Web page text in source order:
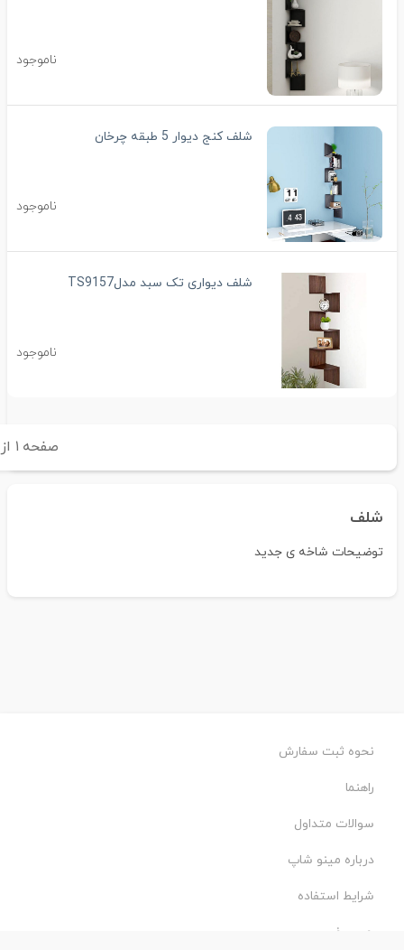
ناموجود
شلف کنج دیوار 5 طبقه چرخان
ناموجود
شلف دیواری تک سبد مدلTS9157
ناموجود
صفحه ۱ از
شلف
توضیحات شاخه ی جدید
نحوه ثبت سفارش
راهنما
سوالات متداول
درباره مینو شاپ
شرایط استفاده
حریم خصوصی